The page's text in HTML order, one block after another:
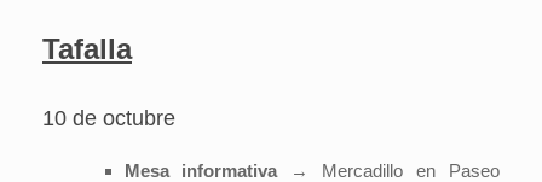
Tafalla
10 de octubre
Mesa informativa → Mercadillo en Paseo